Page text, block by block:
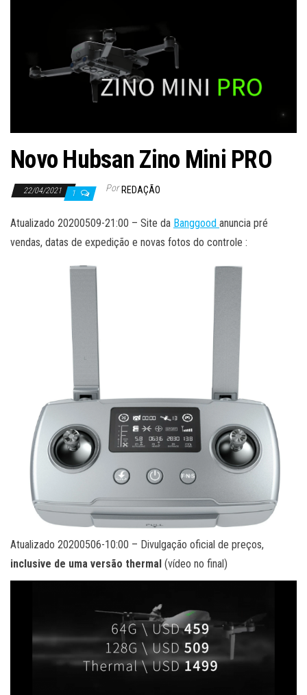
Novo Hubsan Zino Mini PRO
22/04/2021 1 Por REDAÇÃO
Atualizado 20200509-21:00 – Site da Banggood anuncia pré
vendas, datas de expedição e novas fotos do controle :
Atualizado 20200506-10:00 – Divulgação oficial de preços,
inclusive de uma versão thermal (vídeo no final)